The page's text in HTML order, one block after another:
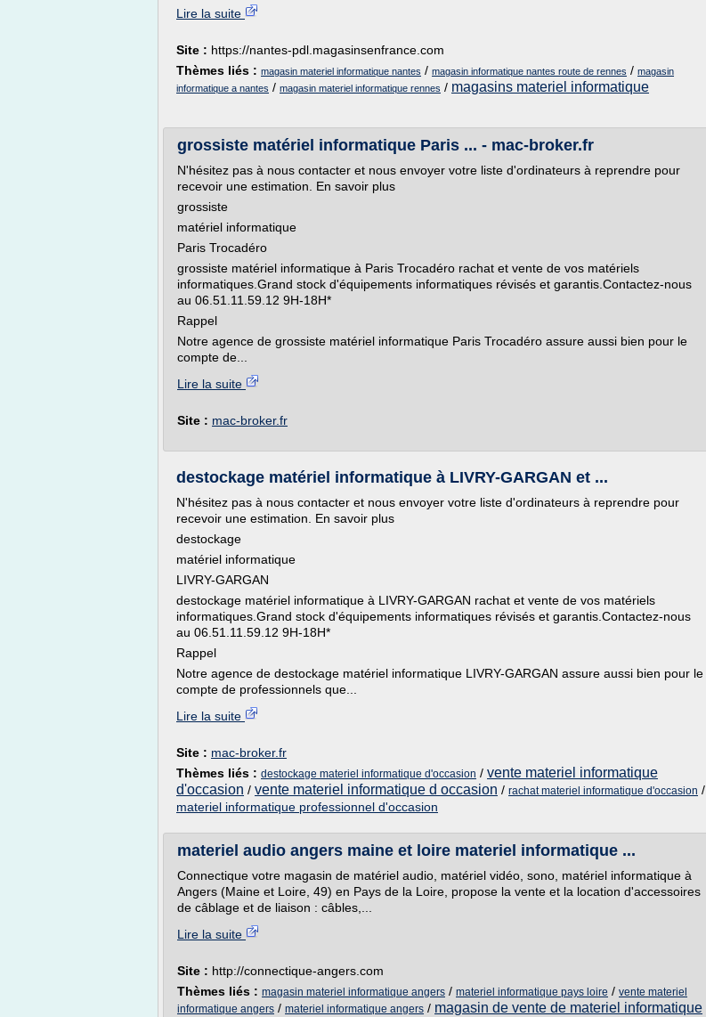
Lire la suite
Site : https://nantes-pdl.magasinsenfrance.com
Thèmes liés : magasin materiel informatique nantes / magasin informatique nantes route de rennes / magasin
informatique a nantes / magasin materiel informatique rennes / magasins materiel informatique
grossiste matériel informatique Paris ... - mac-broker.fr
N'hésitez pas à nous contacter et nous envoyer votre liste d'ordinateurs à reprendre pour
recevoir une estimation. En savoir plus
grossiste
matériel informatique
Paris Trocadéro
grossiste matériel informatique à Paris Trocadéro rachat et vente de vos matériels
informatiques.Grand stock d'équipements informatiques révisés et garantis.Contactez-nous
au 06.51.11.59.12 9H-18H*
Rappel
Notre agence de grossiste matériel informatique Paris Trocadéro assure aussi bien pour le
compte de...
Lire la suite
Site : mac-broker.fr
destockage matériel informatique à LIVRY-GARGAN et ...
N'hésitez pas à nous contacter et nous envoyer votre liste d'ordinateurs à reprendre pour
recevoir une estimation. En savoir plus
destockage
matériel informatique
LIVRY-GARGAN
destockage matériel informatique à LIVRY-GARGAN rachat et vente de vos matériels
informatiques.Grand stock d'équipements informatiques révisés et garantis.Contactez-nous
au 06.51.11.59.12 9H-18H*
Rappel
Notre agence de destockage matériel informatique LIVRY-GARGAN assure aussi bien pour le
compte de professionnels que...
Lire la suite
Site : mac-broker.fr
Thèmes liés : destockage materiel informatique d'occasion / vente materiel informatique
d'occasion / vente materiel informatique d occasion / rachat materiel informatique d'occasion /
materiel informatique professionnel d'occasion
materiel audio angers maine et loire materiel informatique ...
Connectique votre magasin de matériel audio, matériel vidéo, sono, matériel informatique à
Angers (Maine et Loire, 49) en Pays de la Loire, propose la vente et la location d'accessoires
de câblage et de liaison : câbles,...
Lire la suite
Site : http://connectique-angers.com
Thèmes liés : magasin materiel informatique angers / materiel informatique pays loire / vente materiel
informatique angers / materiel informatique angers / magasin de vente de materiel informatique